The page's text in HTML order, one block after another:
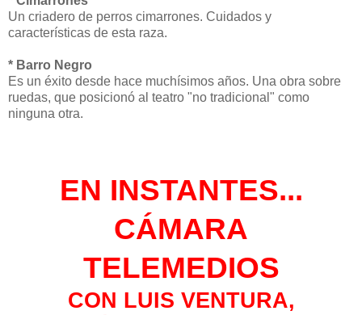
Un criadero de perros cimarrones. Cuidados y
características de esta raza.
* Barro Negro
Es un éxito desde hace muchísimos años. Una obra sobre
ruedas, que posicionó al teatro "no tradicional" como
ninguna otra.
EN INSTANTES...
CÁMARA
TELEMEDIOS
CON LUIS VENTURA,